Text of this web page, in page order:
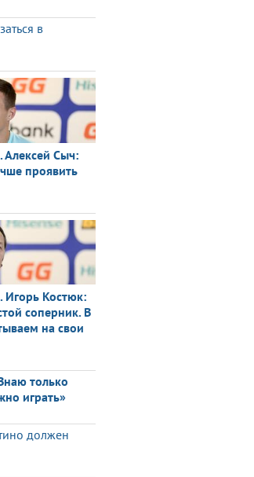
в
Алексей Сыч:
проявить
Игорь Костюк:
соперник. В
на свои
только
играть»
должен